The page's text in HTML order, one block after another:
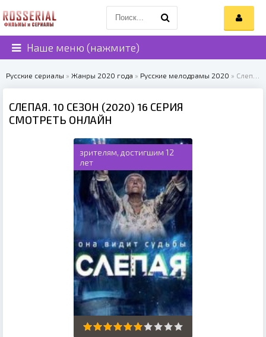
Наше меню (нажмите)
Русские сериалы » Жанры 2020 года » Русские мелодрамы 2020 » Слепая. 10 сезон (2020)
СЛЕПАЯ. 10 СЕЗОН (2020) 16 СЕРИЯ
СМОТРЕТЬ ОНЛАЙН
зрителям, достигшим 12
лет